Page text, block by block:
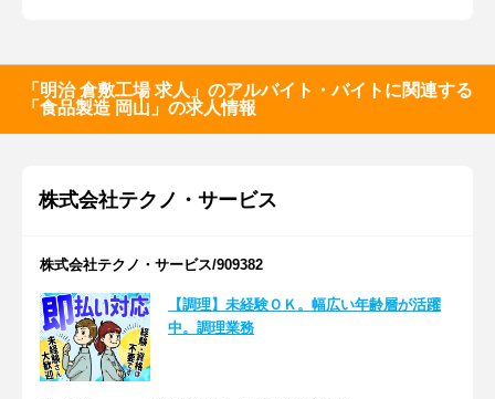
「明治 倉敷工場 求人」のアルバイト・バイトに関連する
「食品製造 岡山」の求人情報
株式会社テクノ・サービス
株式会社テクノ・サービス/909382
【調理】未経験ＯＫ。幅広い年齢層が活躍
中。調理業務